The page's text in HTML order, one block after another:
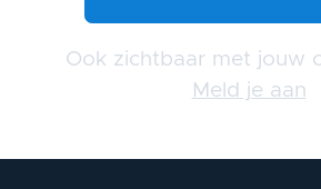
Ook zichtbaar met jouw
Meld je aan